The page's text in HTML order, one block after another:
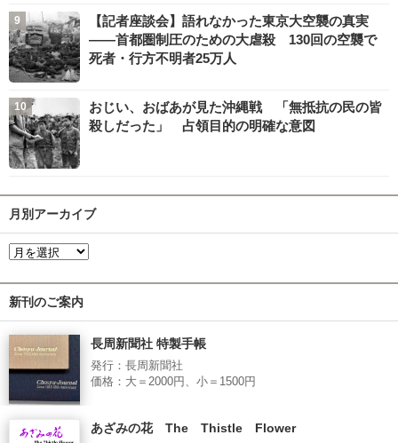
【記者座談会】語れなかった東京大空襲の真実
――首都圏制圧のための大虐殺 130回の空襲で
死者・行方不明者25万人
おじい、おばあが見た沖縄戦 「無抵抗の民の皆
殺しだった」 占領目的の明確な意図
月別アーカイブ
新刊のご案内
長周新聞社 特製手帳
発行：長周新聞社
価格：大＝2000円、小＝1500円
あざみの花 The Thistle Flower